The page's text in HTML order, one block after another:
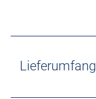
Lieferumfang